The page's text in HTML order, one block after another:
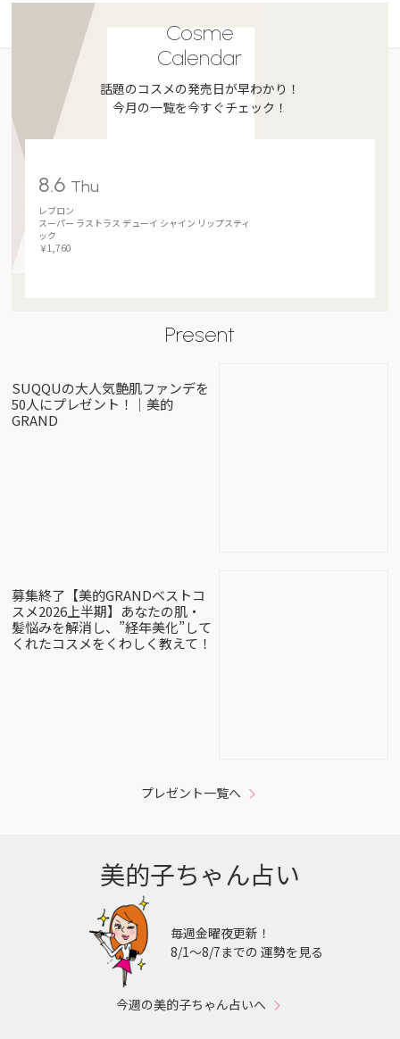
Cosme
Calendar
話題のコスメの発売日が早わかり！
今月の一覧を今すぐチェック！
8.6 Thu
レブロン
スーパー ラストラス デューイ シャイン リップスティ
ック
￥1,760
Present
SUQQUの大人気艶肌ファンデを
50人にプレゼント！｜美的
GRAND
募集終了【美的GRANDベストコ
スメ2026上半期】あなたの肌・
髪悩みを解消し、”経年美化”して
くれたコスメをくわしく教えて！
プレゼント一覧へ
美的子ちゃん占い
毎週金曜夜更新！
8/1〜8/7までの 運勢を見る
今週の美的子ちゃん占いへ